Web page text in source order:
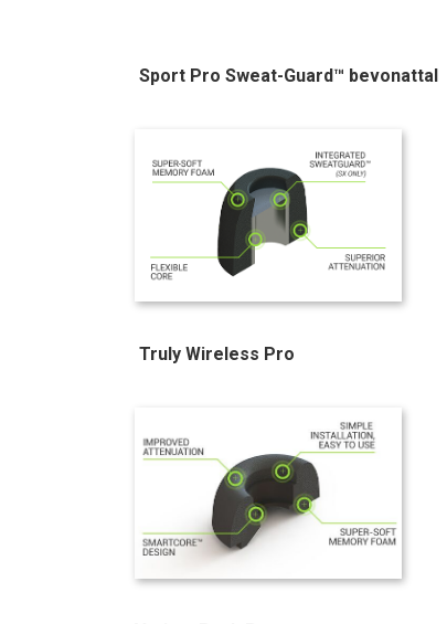
Sport Pro Sweat-Guard™ bevonattal
Truly Wireless Pro